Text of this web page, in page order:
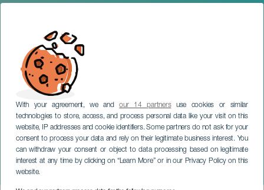
With your agreement, we andour 14 partnersuse cookies or similar
technologies to store, access, and process personal data like your visit on this
website, IP addresses and cookie identifiers. Some partners do not ask for your
consent to process your data and rely on their legitimate business interest. You
can withdraw your consent or object to data processing based on legitimate
interest at any time by clicking on “Learn More” or in our Privacy Policy on this
website.Ras mot könsrelaterat våld
LANZAROTE